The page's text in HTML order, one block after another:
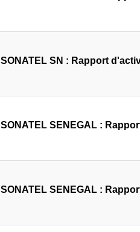
SONATEL SN : Rapport
SONATEL SENEGAL :
SONATEL SENEGAL :